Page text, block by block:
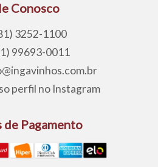
Conosco
3252-1100
99693-0011
perfil no Instagram
de Pagamento